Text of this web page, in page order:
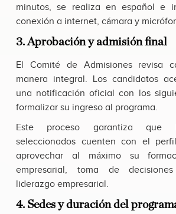
minutos, se realiza en español e
conexión a internet, cámara y
3. Aprobación y admisión final
El Comité de Admisiones revisa
manera integral. Los candidatos
una notificación oficial con los
formalizar su ingreso al programa.
Este proceso garantiza que
seleccionados cuenten con el
aprovechar al máximo su
empresarial, toma de
liderazgo empresarial.
4. Sedes y duración del